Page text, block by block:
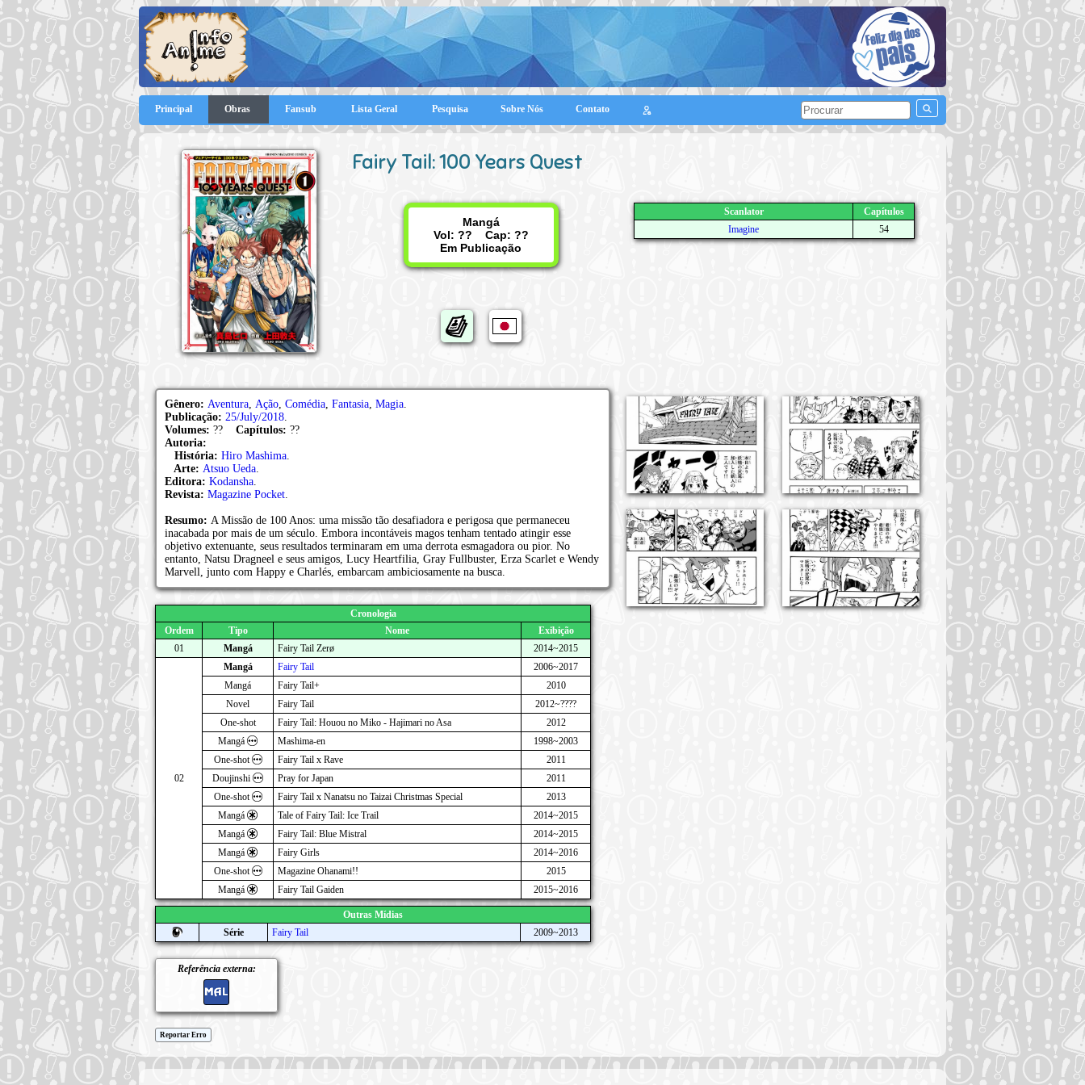
Principal Obras Fansub Lista Geral Pesquisa Sobre Nós Contato
Fairy Tail: 100 Years Quest
Mangá
Vol: ?? Cap: ??
Em Publicação
Scanlator
Capítulos
Imagine
54
Gênero: Aventura, Ação, Comédia, Fantasia, Magia.
Publicação: 25/July/2018.
Volumes: ?? Capítulos: ??
Autoria:
História: Hiro Mashima.
Arte: Atsuo Ueda.
Editora: Kodansha.
Revista: Magazine Pocket.
Resumo: A Missão de 100 Anos: uma missão tão desafiadora e perigosa que permaneceu
inacabada por mais de um século. Embora incontáveis magos tenham tentado atingir esse
objetivo extenuante, seus resultados terminaram em uma derrota esmagadora ou pior. No
entanto, Natsu Dragneel e seus amigos, Lucy Heartfilia, Gray Fullbuster, Erza Scarlet e Wendy
Marvell, junto com Happy e Charlés, embarcam ambiciosamente na busca.
Cronologia
Ordem
Tipo Nome
Exibição
01
Mangá Fairy Tail Zerø 2014~2015
02
Mangá Fairy Tail
2006~2017
Mangá
Fairy Tail+
2010
Novel
Fairy Tail
2012~????
One-shot
Fairy Tail: Houou no Miko - Hajimari no Asa
2012
Mangá
Mashima-en
1998~2003
One-shot
Fairy Tail x Rave
2011
Doujinshi
Pray for Japan
2011
One-shot
Fairy Tail x Nanatsu no Taizai Christmas Special
2013
Mangá
Tale of Fairy Tail: Ice Trail
2014~2015
Mangá
Fairy Tail: Blue Mistral
2014~2015
Mangá
Fairy Girls
2014~2016
One-shot
Magazine Ohanami!!
2015
Mangá
Fairy Tail Gaiden 2015~2016
Outras Mídias
Série
Fairy Tail 2009~2013
Referência externa:
Reportar Erro